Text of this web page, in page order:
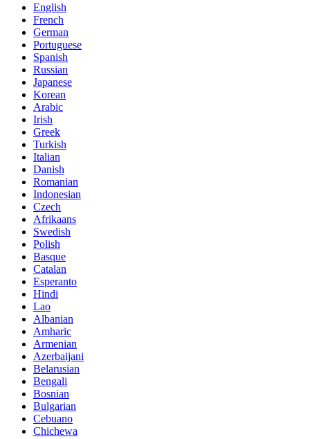
English
French
German
Portuguese
Spanish
Russian
Japanese
Korean
Arabic
Irish
Greek
Turkish
Italian
Danish
Romanian
Indonesian
Czech
Afrikaans
Swedish
Polish
Basque
Catalan
Esperanto
Hindi
Lao
Albanian
Amharic
Armenian
Azerbaijani
Belarusian
Bengali
Bosnian
Bulgarian
Cebuano
Chichewa